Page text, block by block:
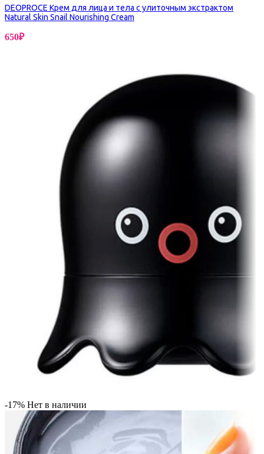
DEOPROCE Крем для лица и тела с улиточным экстрактом
Natural Skin Snail Nourishing Cream
650₽
-17% Нет в наличии